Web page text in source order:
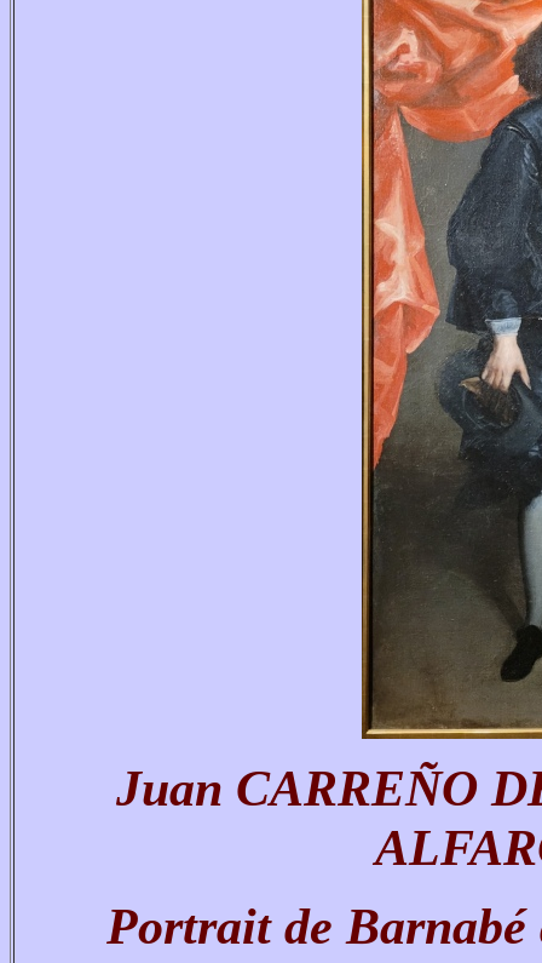
Juan CARREÑO
Portrait de Barnabé